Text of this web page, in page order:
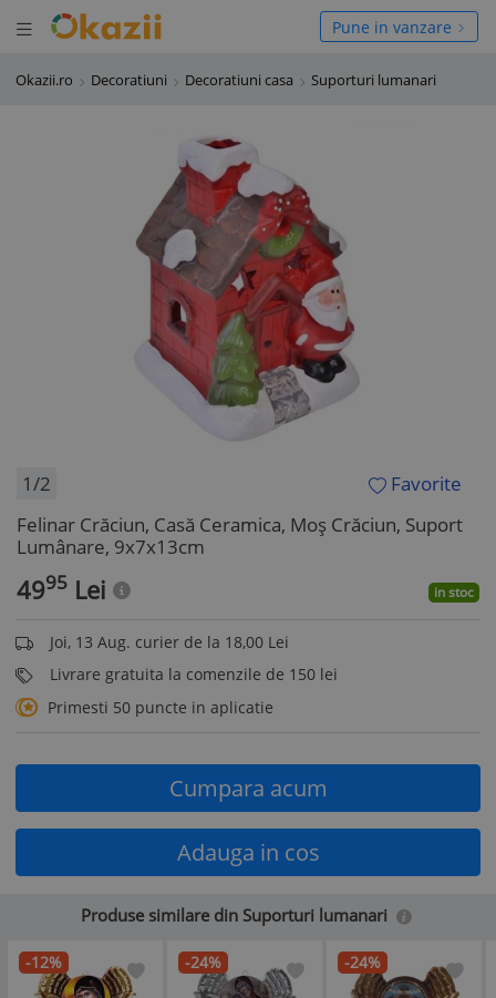
Deschide meniul
meniul Pune in vanzare
Okazii.ro Decoratiuni Decoratiuni casa Suporturi lumanari
1/2
Favorite
Felinar Crăciun, Casă Ceramica, Moș Crăciun, Suport
Lumânare, 9x7x13cm
4995 Lei in stoc
Joi, 13 Aug. curier de la 18,00 Lei
Livrare gratuita la comenzile de 150 lei
Primesti 50 puncte in aplicatie
Cumpara acum
Adauga in cos
Produse similare din Suporturi lumanari
-12% -24% -24%